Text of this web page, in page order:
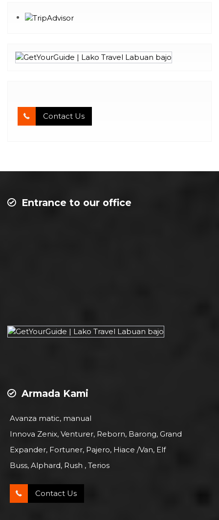
Contact Us
Entrance to our office
Armada Kami
Avanza matic, manual
Innova Zenix, Venturer, Reborn, Barong, Grand
Expander, Fortuner, Pajero, Hiace /Van, Elf
Buss, Alphard, Rush , Terios
Contact Us